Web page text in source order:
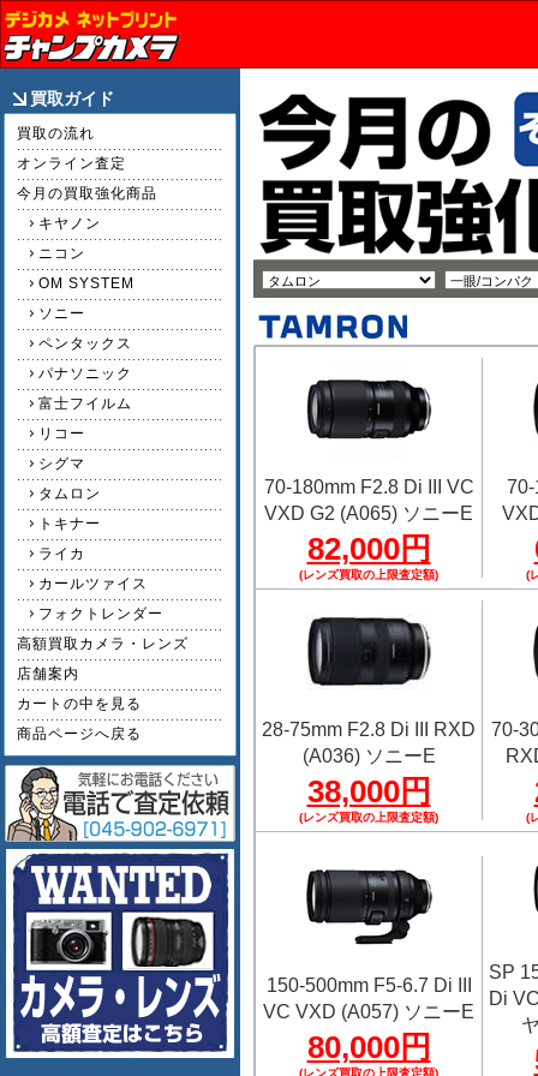
買取ガイド
買取の流れ
オンライン査定
今月の買取強化商品
キヤノン
ニコン
OM SYSTEM
ソニー
ペンタックス
パナソニック
富士フイルム
リコー
シグマ
タムロン
トキナー
ライカ
カールツァイス
フォクトレンダー
高額買取カメラ・レンズ
店舗案内
カートの中を見る
商品ページへ戻る
70-180mm F2.8 Di III VC
VXD G2 (A065) ソニーE
82,000円
(レンズ買取の上限査定額)
70-
(
28-75mm F2.8 Di III RXD
(A036) ソニーE
38,000円
(レンズ買取の上限査定額)
70-
(
150-500mm F5-6.7 Di III
VC VXD (A057) ソニーE
80,000円
(レンズ買取の上限査定額)
SP
Di